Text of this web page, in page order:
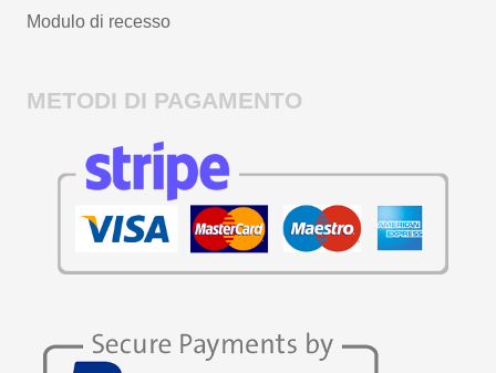
Modulo di recesso
METODI DI PAGAMENTO